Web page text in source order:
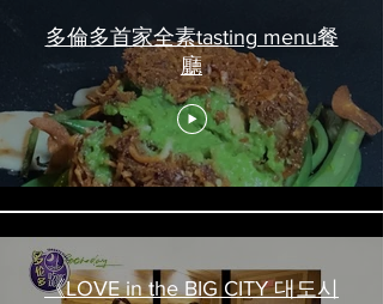
多倫多首家全素tasting menu餐
廳
《LOVE in the BIG CITY 대도시